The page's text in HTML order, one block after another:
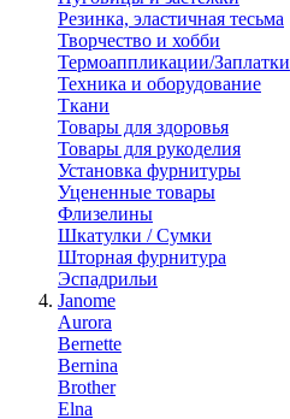
Резинка, эластичная тесьма
Творчество и хобби
Термоаппликации/Заплатки
Техника и оборудование
Ткани
Товары для здоровья
Товары для рукоделия
Установка фурнитуры
Уцененные товары
Флизелины
Шкатулки / Сумки
Шторная фурнитура
Эспадрильи
Janome
Aurora
Bernette
Bernina
Brother
Elna